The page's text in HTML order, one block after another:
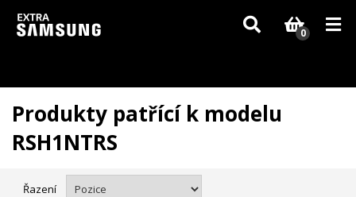
Vzhledem k aktuální situaci se může dodání dílů, které nejsou skladem,
zpozdit. Děkujeme za pochopení.
0
Produkty patřící k modelu
RSH1NTRS
Řazení